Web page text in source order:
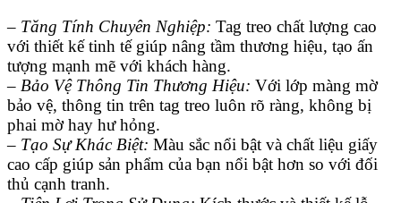
– Tăng Tính Chuyên Nghiệp: Tag treo chất lượng cao
với thiết kế tinh tế giúp nâng tầm thương hiệu, tạo ấn
tượng mạnh mẽ với khách hàng.
– Bảo Vệ Thông Tin Thương Hiệu: Với lớp màng mờ
bảo vệ, thông tin trên tag treo luôn rõ ràng, không bị
phai mờ hay hư hỏng.
– Tạo Sự Khác Biệt: Màu sắc nổi bật và chất liệu giấy
cao cấp giúp sản phẩm của bạn nổi bật hơn so với đối
thủ cạnh tranh.